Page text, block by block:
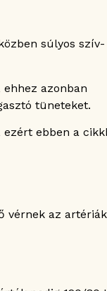
súlyos szív-
azonban
tüneteket.
ebben a
vérnek az